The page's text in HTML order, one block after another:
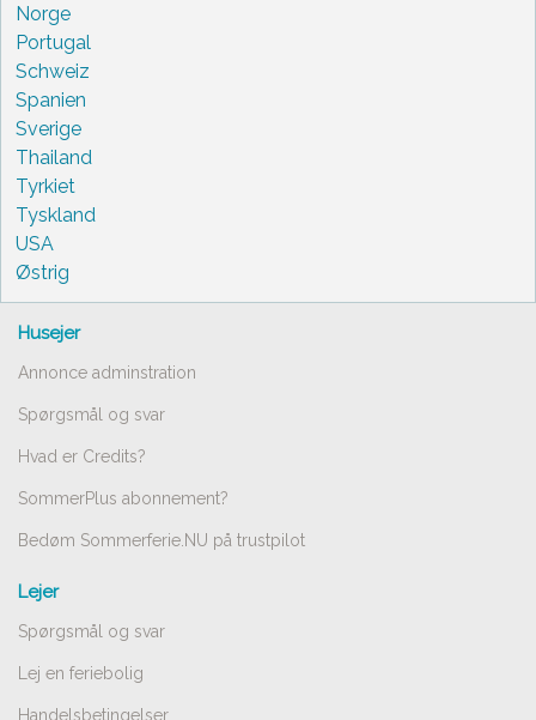
Norge
Portugal
Schweiz
Spanien
Sverige
Thailand
Tyrkiet
Tyskland
USA
Østrig
Husejer
Annonce adminstration
Spørgsmål og svar
Hvad er Credits?
SommerPlus abonnement?
Bedøm Sommerferie.NU på trustpilot
Lejer
Spørgsmål og svar
Lej en feriebolig
Handelsbetingelser